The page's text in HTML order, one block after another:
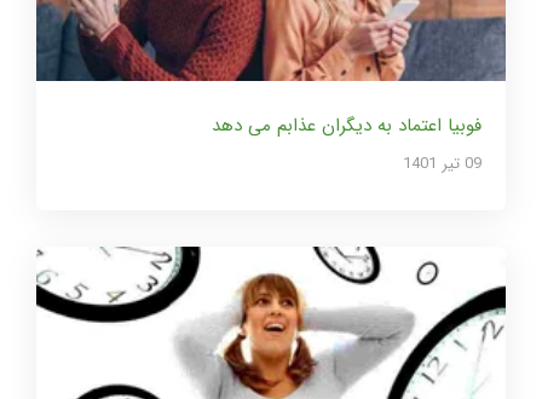
فوبیا اعتماد به دیگران عذابم می دهد
09 تير 1401